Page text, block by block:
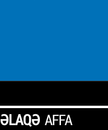
ƏLAQƏ AFFA